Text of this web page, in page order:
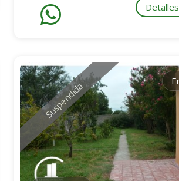
Detalles
Suspendida